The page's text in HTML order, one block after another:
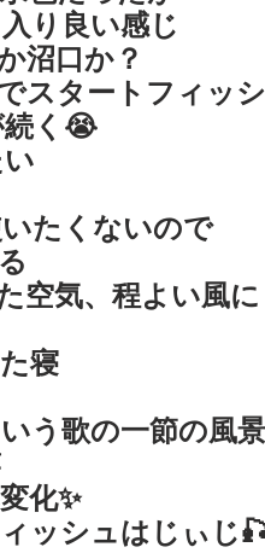
り良い感じ
沼口か？
スタートフィッ
く😭
たくないので
空気、程よい風に
寝
う歌の一節の風
化✨
ッシュはじぃじ